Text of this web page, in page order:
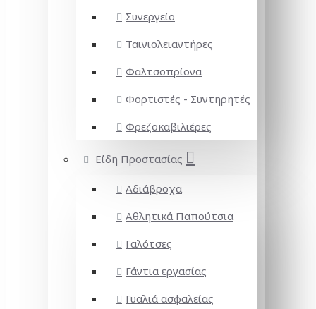
Συνεργείο
Ταινιολειαντήρες
Φαλτσοπρίονα
Φορτιστές - Συντηρητές
Φρεζοκαβιλιέρες
Είδη Προστασίας
Αδιάβροχα
Αθλητικά Παπούτσια
Γαλότσες
Γάντια εργασίας
Γυαλιά ασφαλείας